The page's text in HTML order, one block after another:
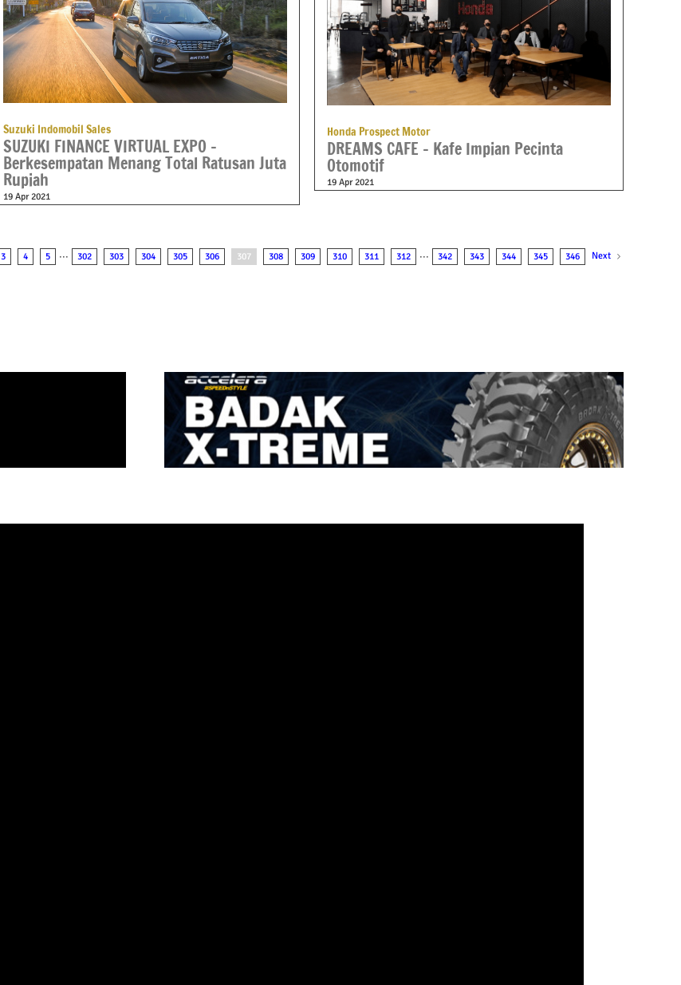
Suzuki Indomobil Sales
SUZUKI FINANCE VIRTUAL EXPO –
Berkesempatan Menang Total Ratusan Juta
Rupiah
19 Apr 2021
Honda Prospect Motor
DREAMS CAFE – Kafe Impian Pecinta
Otomotif
19 Apr 2021
3 4 5 ··· 302 303 304 305 306 307 308 309 310 311 312 ··· 342 343 344 345 346 Next